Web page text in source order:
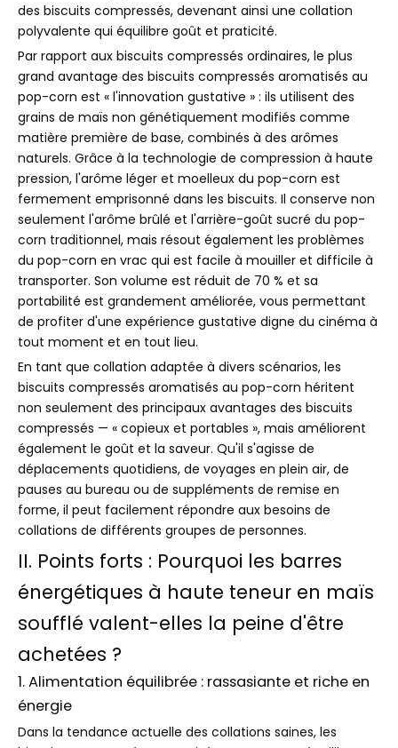
des biscuits compressés, devenant ainsi une collation
polyvalente qui équilibre goût et praticité.
Par rapport aux biscuits compressés ordinaires, le plus
grand avantage des biscuits compressés aromatisés au
pop-corn est « l'innovation gustative » : ils utilisent des
grains de maïs non génétiquement modifiés comme
matière première de base, combinés à des arômes
naturels. Grâce à la technologie de compression à haute
pression, l'arôme léger et moelleux du pop-corn est
fermement emprisonné dans les biscuits. Il conserve non
seulement l'arôme brûlé et l'arrière-goût sucré du pop-
corn traditionnel, mais résout également les problèmes
du pop-corn en vrac qui est facile à mouiller et difficile à
transporter. Son volume est réduit de 70 % et sa
portabilité est grandement améliorée, vous permettant
de profiter d'une expérience gustative digne du cinéma à
tout moment et en tout lieu.
En tant que collation adaptée à divers scénarios, les
biscuits compressés aromatisés au pop-corn héritent
non seulement des principaux avantages des biscuits
compressés — « copieux et portables », mais améliorent
également le goût et la saveur. Qu'il s'agisse de
déplacements quotidiens, de voyages en plein air, de
pauses au bureau ou de suppléments de remise en
forme, il peut facilement répondre aux besoins de
collations de différents groupes de personnes.
II. Points forts : Pourquoi les barres
énergétiques à haute teneur en maïs
soufflé valent-elles la peine d'être
achetées ?
1. Alimentation équilibrée : rassasiante et riche en
énergie
Dans la tendance actuelle des collations saines, les